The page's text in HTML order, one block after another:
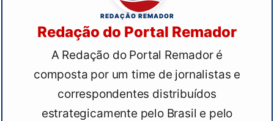
REDAÇÃO REMADOR
Redação do Portal Remador
A Redação do Portal Remador é
composta por um time de jornalistas e
correspondentes distribuídos
estrategicamente pelo Brasil e pelo